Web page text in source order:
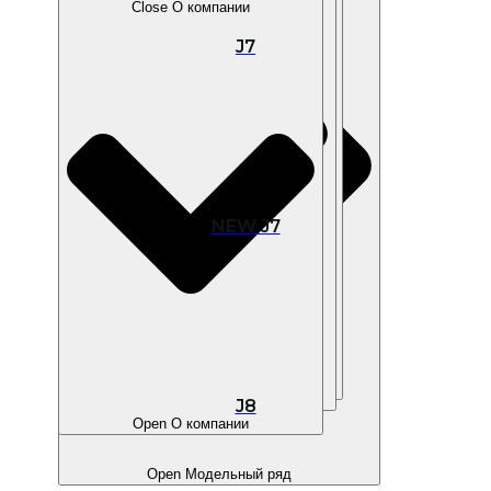
Open В наличии
Open Модельный ряд
Open Владельцам
Close О компании
Open О компании
J7
NEW J7
J8